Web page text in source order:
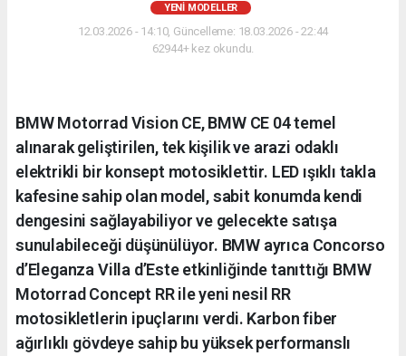
YENI MODELLER
12.03.2026 - 14:10, Güncelleme: 18.03.2026 - 22:44
62944+ kez okundu.
BMW Motorrad Vision CE, BMW CE 04 temel
alınarak geliştirilen, tek kişilik ve arazi odaklı
elektrikli bir konsept motosiklettir. LED ışıklı takla
kafesine sahip olan model, sabit konumda kendi
dengesini sağlayabiliyor ve gelecekte satışa
sunulabileceği düşünülüyor. BMW ayrıca Concorso
d’Eleganza Villa d’Este etkinliğinde tanıttığı BMW
Motorrad Concept RR ile yeni nesil RR
motosikletlerin ipuçlarını verdi. Karbon fiber
ağırlıklı gövdeye sahip bu yüksek performanslı